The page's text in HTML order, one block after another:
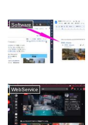
Software
WebService